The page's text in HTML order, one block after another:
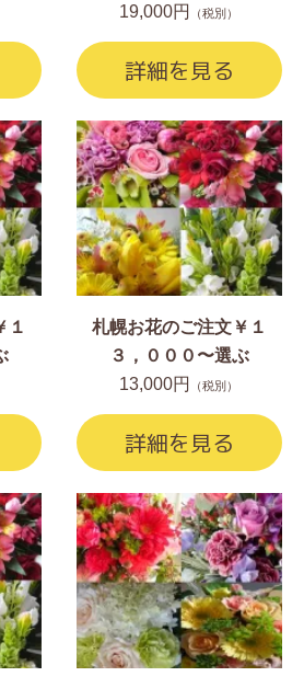
19,000円 （税別）
詳細を見る
１
札幌お花のご注文￥１
３，０００〜選ぶ
13,000円
（税別）
詳細を見る